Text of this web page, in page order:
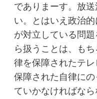
でありまーす。放
い。とはいえ政治
が対立している問
ら扱うことは、も
律を保障されたテレ
保障された自律に
ていかなければな